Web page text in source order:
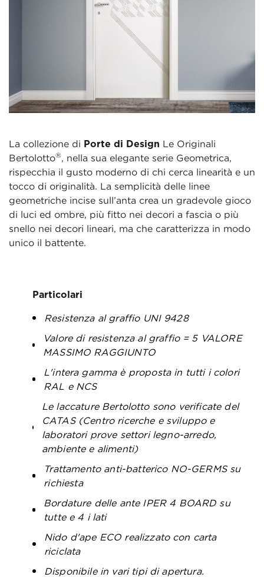
La collezione di Porte di Design Le Originali
Bertolotto®, nella sua elegante serie Geometrica,
rispecchia il gusto moderno di chi cerca linearità e un
tocco di originalità. La semplicità delle linee
geometriche incise sull’anta crea un gradevole gioco
di luci ed ombre, più fitto nei decori a fascia o più
snello nei decori lineari, ma che caratterizza in modo
unico il battente.
Particolari
Resistenza al graffio UNI 9428
Valore di resistenza al graffio = 5 VALORE
MASSIMO RAGGIUNTO
L'intera gamma è proposta in tutti i colori
RAL e NCS
Le laccature Bertolotto sono verificate del
CATAS (Centro ricerche e sviluppo e
laboratori prove settori legno-arredo,
ambiente e alimenti)
Trattamento anti-batterico NO-GERMS su
richiesta
Bordature delle ante IPER 4 BOARD su
tutte e 4 i lati
Nido d'ape ECO realizzato con carta
riciclata
Disponibile in vari tipi di apertura.